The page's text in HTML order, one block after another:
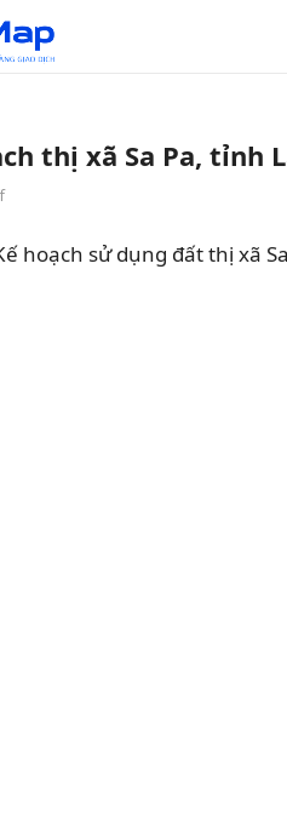
thị xã Sa Pa, tỉnh
hoạch sử dụng đất thị xã